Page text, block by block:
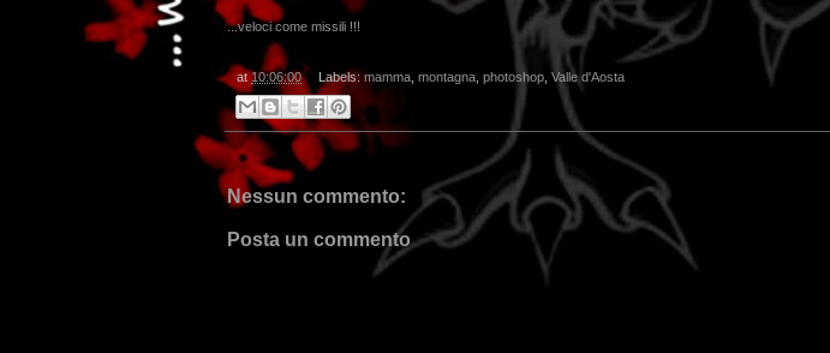
...veloci come missili !!!
at10:06:00 Labels: mamma, montagna, photoshop, Valle d'Aosta
Nessun commento:
Posta un commento
...dai non perdere tempo, clikka "qui", c'è il meglio